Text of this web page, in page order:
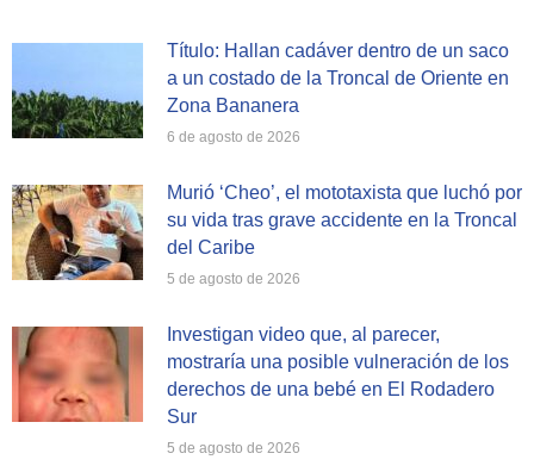
Título: Hallan cadáver dentro de un saco
a un costado de la Troncal de Oriente en
Zona Bananera
6 de agosto de 2026
Murió ‘Cheo’, el mototaxista que luchó por
su vida tras grave accidente en la Troncal
del Caribe
5 de agosto de 2026
Investigan video que, al parecer,
mostraría una posible vulneración de los
derechos de una bebé en El Rodadero
Sur
5 de agosto de 2026